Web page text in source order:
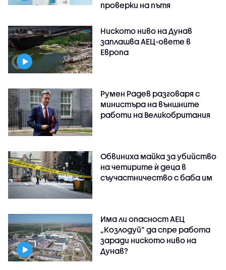
проверки на пътя
Ниското ниво на Дунав
заплашва АЕЦ-овете в
Европа
Румен Радев разговаря с
министъра на външните
работи на Великобритания
Обвиниха майка за убийство
на четирите ѝ деца в
съучастничество с баба им
Има ли опасност АЕЦ
„Козлодуй” да спре работа
заради ниското ниво на
Дунав?